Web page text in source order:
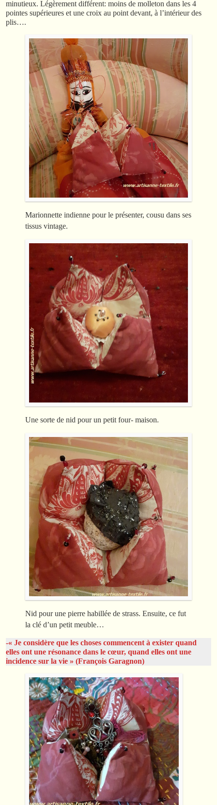
minutieux. Légèrement différent: moins de molleton dans les 4
pointes supérieures et une croix au point devant, à l’intérieur des
plis….
Marionnette indienne pour le présenter, cousu dans ses
tissus vintage.
Une sorte de nid pour un petit four- maison.
Nid pour une pierre habillée de strass. Ensuite, ce fut
la clé d’un petit meuble…
-« Je considère que les choses commencent à exister quand
elles ont une résonance dans le cœur, quand elles ont une
incidence sur la vie » (François Garagnon)